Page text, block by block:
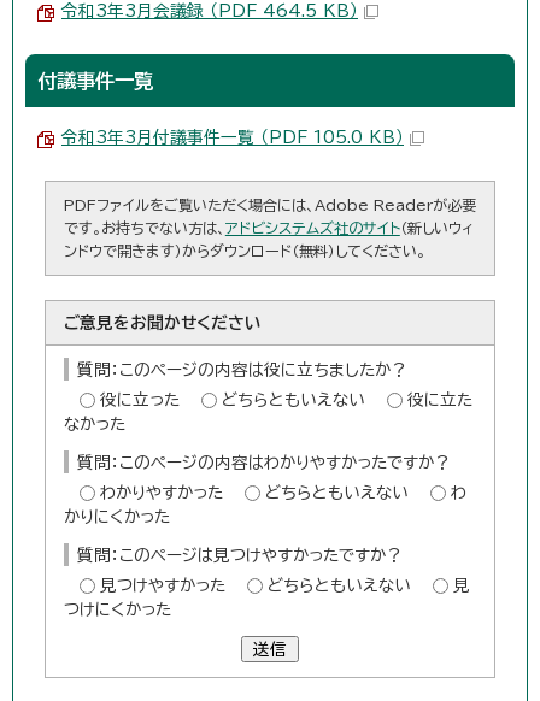
令和3年3月会議録 （PDF 464.5 KB）
付議事件一覧
令和3年3月付議事件一覧 （PDF 105.0 KB）
PDFファイルをご覧いただく場合には、Adobe Readerが必要
です。お持ちでない方は、 アドビシステムズ社のサイト（新しいウィ
ンドウで開きます）からダウンロード（無料）してください。
ご意見をお聞かせください
質問：このページの内容は役に立ちましたか？
役に立った
どちらともいえない
役に立た
なかった
質問：このページの内容はわかりやすかったですか？
わかりやすかった
どちらともいえない
わ
かりにくかった
質問：このページは見つけやすかったですか？
見つけやすかった
どちらともいえない
見
つけにくかった
送信